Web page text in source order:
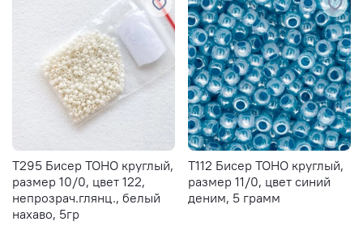
T295 Бисер TOHO круглый,
размер 10/0, цвет 122,
непрозрач.глянц., белый
нахаво, 5гр
T112 Бисер TOHO круглый,
размер 11/0, цвет синий
деним, 5 грамм